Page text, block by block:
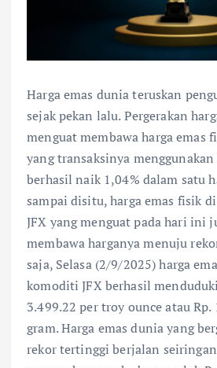
Harga emas dunia teruskan
sejak pekan lalu. Pergerakan
menguat membawa harga emas
yang transaksinya
berhasil naik 1,04% dalam satu
sampai disitu, harga emas fisik
JFX yang menguat pada hari ini
membawa harganya menuju
saja, Selasa (2/9/2025) harga
komoditi JFX berhasil
3.499.22 per troy ounce atau Rp.
gram. Harga emas dunia yang
rekor tertinggi berjalan